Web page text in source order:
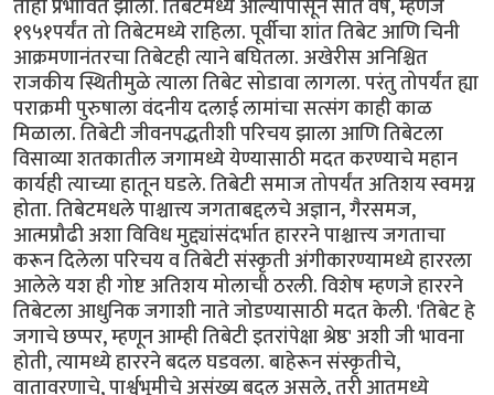
तोही प्रभावित झाला. तिबेटमध्ये आल्यापासून सात वर्षे, म्हणजे
१९५१पर्यंत तो तिबेटमध्ये राहिला. पूर्वीचा शांत तिबेट आणि चिनी
आक्रमणानंतरचा तिबेटही त्याने बघितला. अखेरीस अनिश्चित
राजकीय स्थितीमुळे त्याला तिबेट सोडावा लागला. परंतु तोपर्यंत ह्या
पराक्रमी पुरुषाला वंदनीय दलाई लामांचा सत्संग काही काळ
मिळाला. तिबेटी जीवनपद्धतीशी परिचय झाला आणि तिबेटला
विसाव्या शतकातील जगामध्ये येण्यासाठी मदत करण्याचे महान
कार्यही त्याच्या हातून घडले. तिबेटी समाज तोपर्यंत अतिशय स्वमग्न
होता. तिबेटमधले पाश्चात्त्य जगताबद्दलचे अज्ञान, गैरसमज,
आत्मप्रौढी अशा विविध मुद्द्यांसंदर्भात हाररने पाश्चात्त्य जगताचा
करून दिलेला परिचय व तिबेटी संस्कृती अंगीकारण्यामध्ये हाररला
आलेले यश ही गोष्ट अतिशय मोलाची ठरली. विशेष म्हणजे हाररने
तिबेटला आधुनिक जगाशी नाते जोडण्यासाठी मदत केली. 'तिबेट हे
जगाचे छप्पर, म्हणून आम्ही तिबेटी इतरांपेक्षा श्रेष्ठ' अशी जी भावना
होती, त्यामध्ये हाररने बदल घडवला. बाहेरून संस्कृतीचे,
वातावरणाचे, पार्श्वभूमीचे असंख्य बदल असले, तरी आतमध्ये